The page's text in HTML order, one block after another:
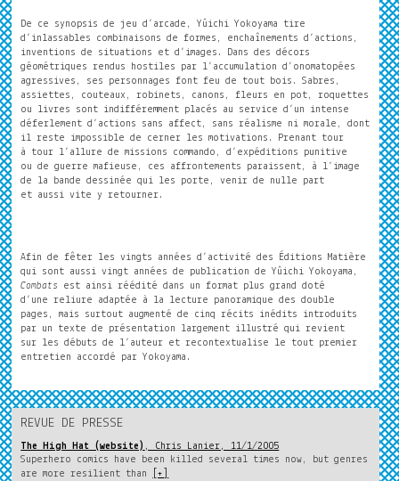
De ce synopsis de jeu d’arcade, Yûichi Yokoyama tire
d’inlassables combinaisons de formes, enchaînements d’actions,
inventions de situations et d’images. Dans des décors
géométriques rendus hostiles par l’accumulation d’onomatopées
agressives, ses personnages font feu de tout bois. Sabres,
assiettes, couteaux, robinets, canons, fleurs en pot, roquettes
ou livres sont indifféremment placés au service d’un intense
déferlement d’actions sans affect, sans réalisme ni morale, dont
il reste impossible de cerner les motivations. Prenant tour
à tour l’allure de missions commando, d’expéditions punitive
ou de guerre mafieuse, ces affrontements paraissent, à l’image
de la bande dessinée qui les porte, venir de nulle part
et aussi vite y retourner.
Afin de fêter les vingts années d’activité des Éditions Matière
qui sont aussi vingt années de publication de Yûichi Yokoyama,
Combats
est ainsi réédité dans un format plus grand doté
d’une reliure adaptée à la lecture panoramique des double
pages, mais surtout augmenté de cinq récits inédits introduits
par un texte de présentation largement illustré qui revient
sur les débuts de l’auteur et recontextualise le tout premier
entretien accordé par Yokoyama.
REVUE DE PRESSE
The High Hat (website) , Chris Lanier, 11/1/2005
Superhero comics have been killed several times now, but genres
are more resilient than
[+]